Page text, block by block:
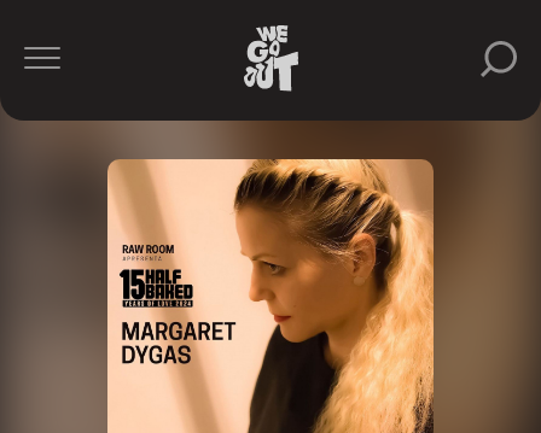
Surrealhttps://www.instagram.com/surreal.park/